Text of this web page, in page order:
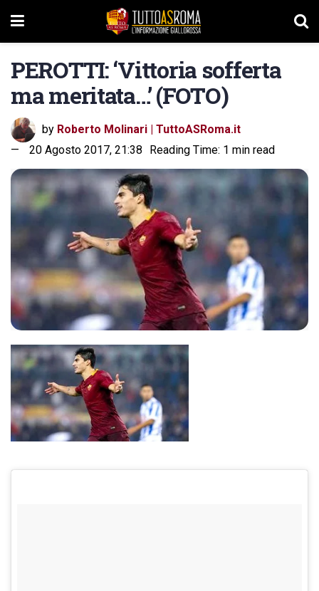
PEROTTI: ‘Vittoria sofferta
ma meritata…’ (FOTO)
by Roberto Molinari | TuttoASRoma.it
20 Agosto 2017, 21:38
Reading Time: 1 min read